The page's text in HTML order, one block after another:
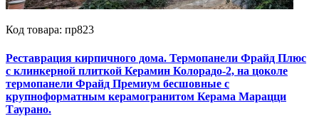
Код товара: пр823
Реставрация кирпичного дома. Термопанели Фрайд Плюс
с клинкерной плиткой Керамин Колорадо-2, на цоколе
термопанели Фрайд Премиум бесшовные с
крупноформатным керамогранитом Керама Марацци
Таурано.